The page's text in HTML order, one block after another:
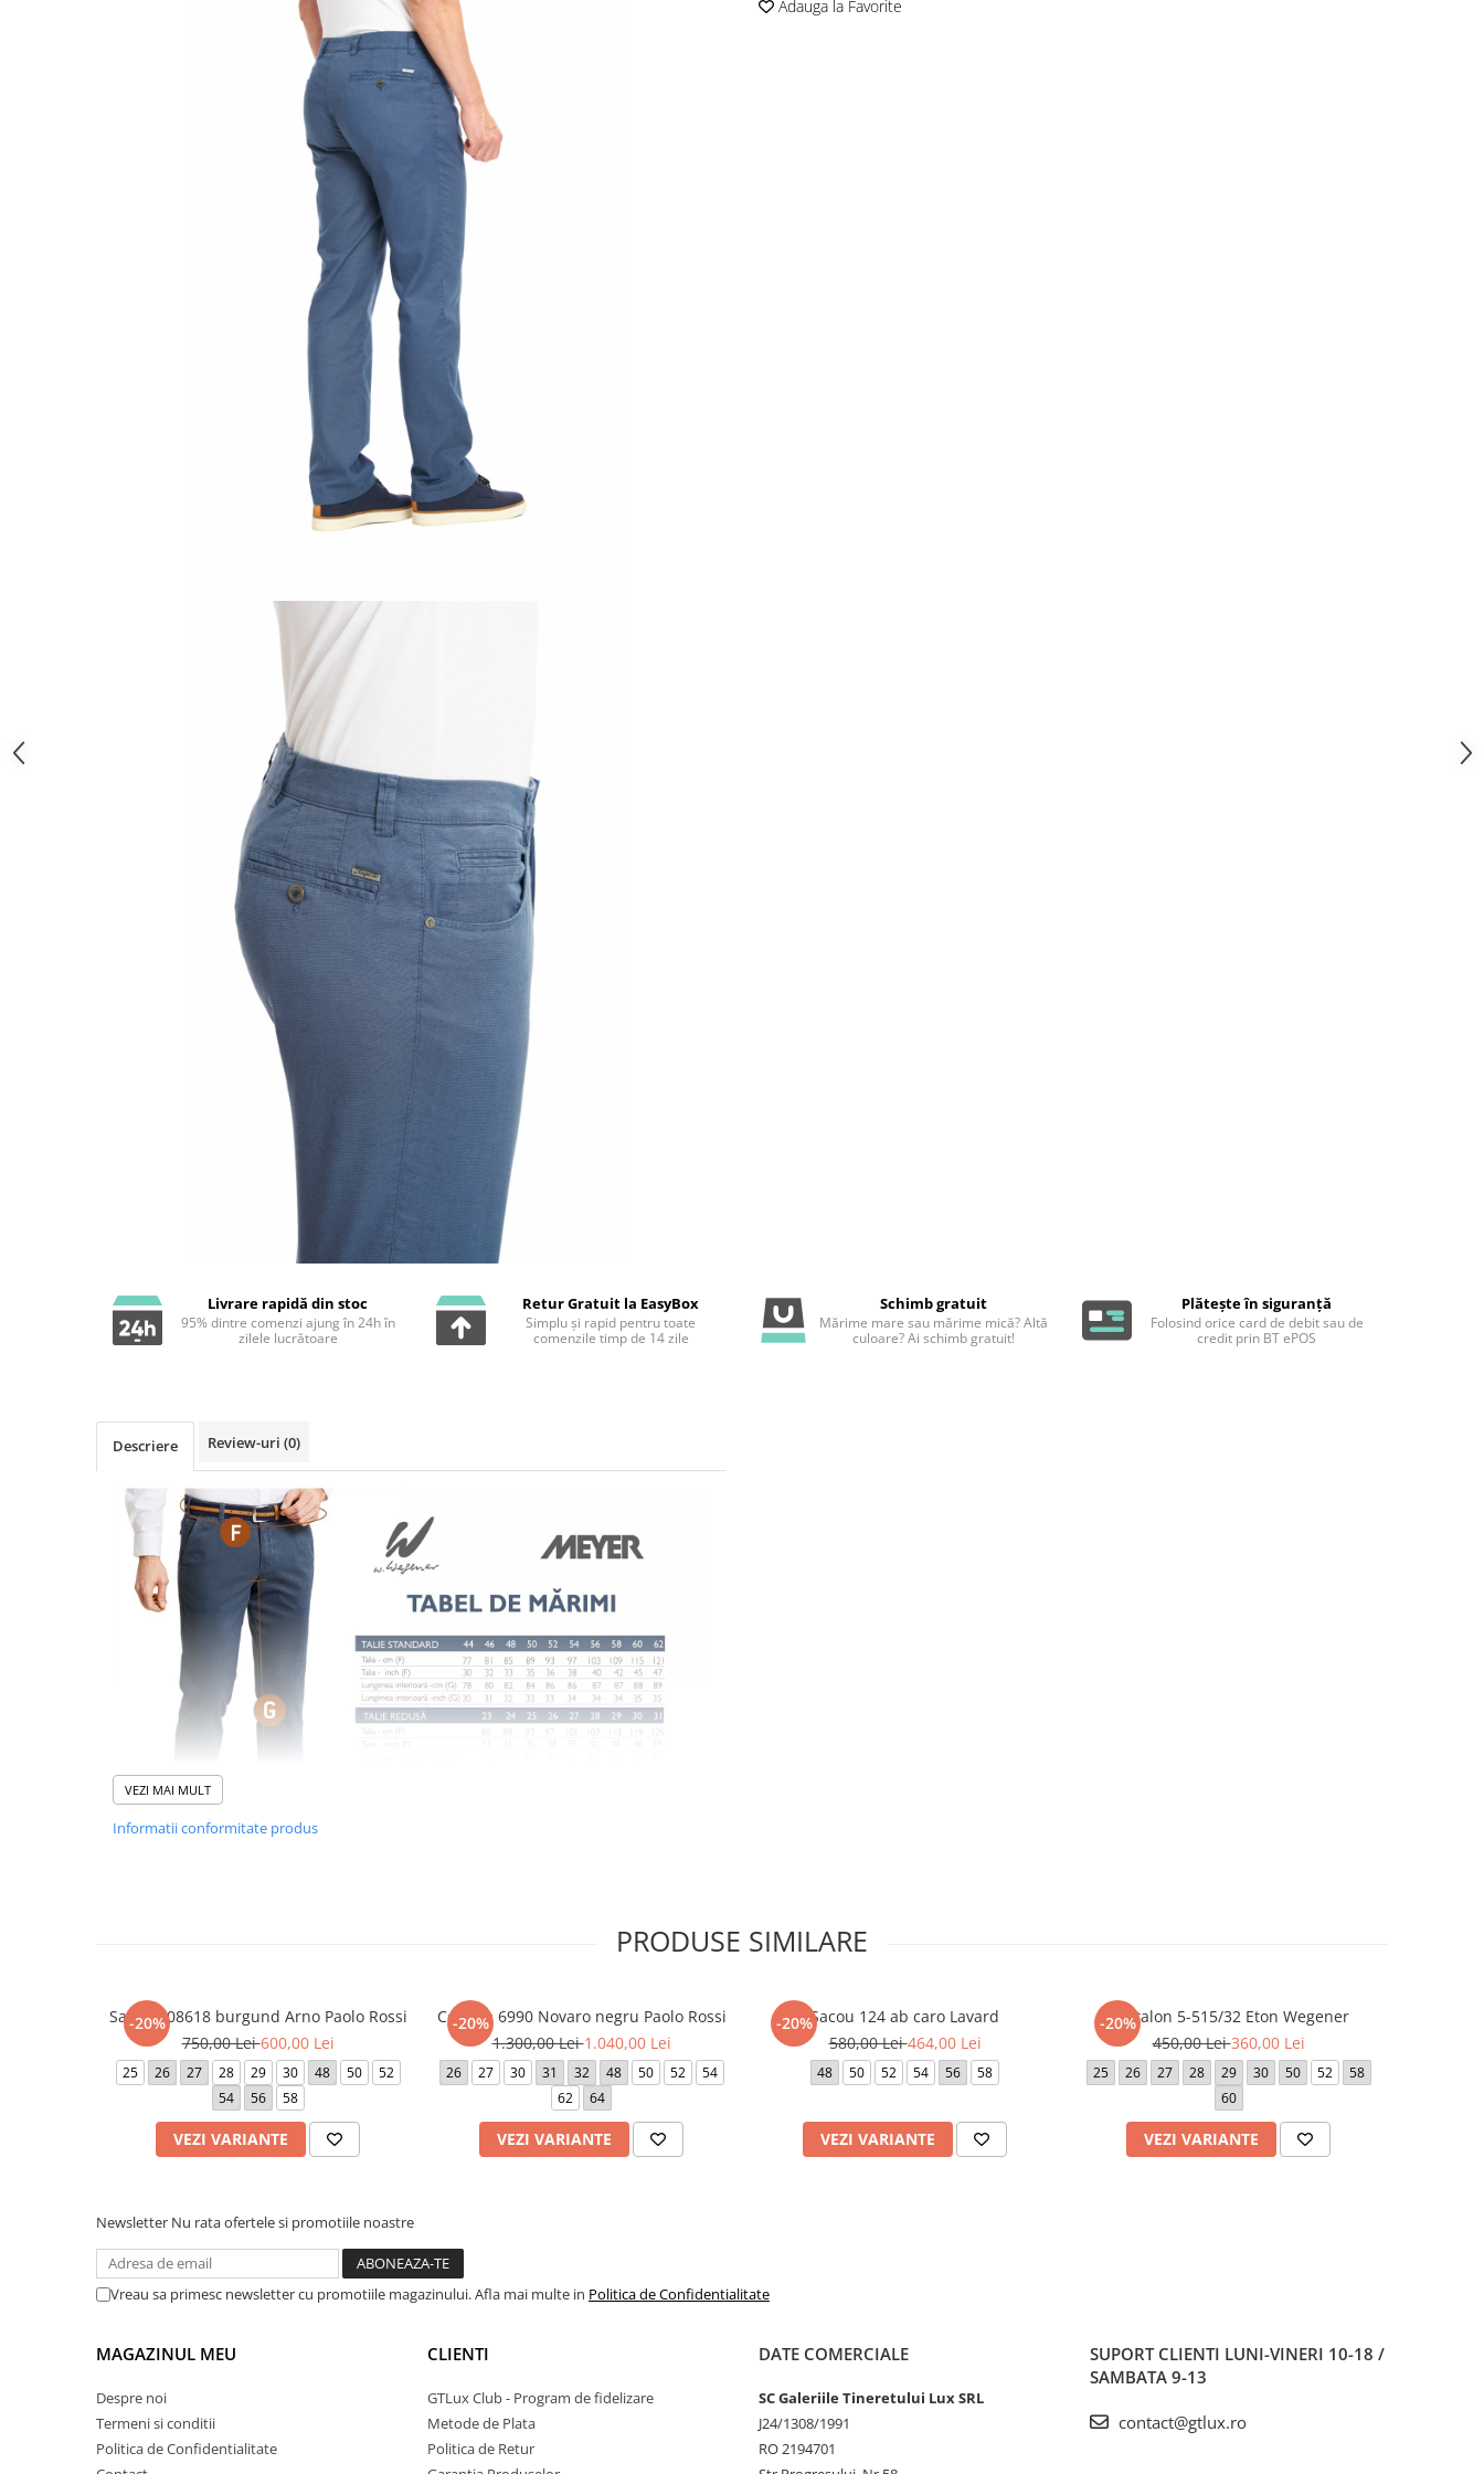
Adauga la Favorite
Livrare rapidă din stoc
95% dintre comenzi ajung în 24h în
zilele lucrătoare
Retur Gratuit la EasyBox
Simplu și rapid pentru toate
comenzile timp de 14 zile
Schimb gratuit
Mărime mare sau mărime mică? Altă
culoare? Ai schimb gratuit!
Plătește în siguranță
Folosind orice card de debit sau de
credit prin BT ePOS
Descriere Review-uri (0)
VEZI MAI MULT
Informatii conformitate produs
PRODUSE SIMILARE
-20%
Sacou 308618 burgund Arno Paolo Rossi
750,00 Lei600,00 Lei
25 26 27 28 29 30 48 50
52
54
56 58
VEZI VARIANTE
-20%
Costum 6990 Novaro negru Paolo Rossi
1.300,00 Lei1.040,00 Lei
26 27 30 31 32 48 50 52
54
62
64
VEZI VARIANTE
-20%Sacou 124 ab caro Lavard
580,00 Lei464,00 Lei
48 50 52 54 56 58
VEZI VARIANTE
-20%
Pantalon 5-515/32 Eton Wegener
450,00 Lei360,00 Lei
25 26 27 28 29 30 50 52
58
60
VEZI VARIANTE
Newsletter Nu rata ofertele si promotiile noastre
Vreau sa primesc newsletter cu promotiile magazinului. Afla mai multe in Politica de Confidentialitate
MAGAZINUL MEU
Despre noi
Termeni si conditii
Politica de Confidentialitate
CLIENTI
GTLux Club - Program de fidelizare
Metode de Plata
Politica de Retur
DATE COMERCIALE
SC Galeriile Tineretului Lux SRL
J24/1308/1991
RO 2194701
SUPORT CLIENTI LUNI-VINERI 10-18 /
SAMBATA 9-13
contact@gtlux.ro